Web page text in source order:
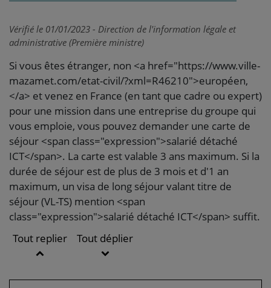
Vérifié le 01/01/2023 - Direction de l'information légale et
administrative (Première ministre)
Si vous êtes étranger, non <a href="https://www.ville-
mazamet.com/etat-civil/?xml=R46210">européen,
</a> et venez en France (en tant que cadre ou expert)
pour une mission dans une entreprise du groupe qui
vous emploie, vous pouvez demander une carte de
séjour <span class="expression">salarié détaché
ICT</span>. La carte est valable 3 ans maximum. Si la
durée de séjour est de plus de 3 mois et d'1 an
maximum, un visa de long séjour valant titre de
séjour (VL-TS) mention <span
class="expression">salarié détaché ICT</span> suffit.
Tout replier
Tout déplier